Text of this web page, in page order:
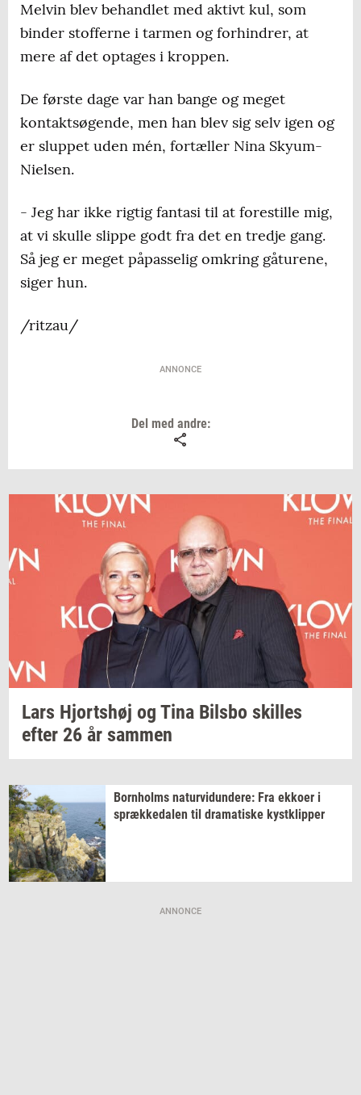
Melvin blev behandlet med aktivt kul, som
binder stofferne i tarmen og forhindrer, at
mere af det optages i kroppen.
De første dage var han bange og meget
kontaktsøgende, men han blev sig selv igen og
er sluppet uden mén, fortæller Nina Skyum-
Nielsen.
- Jeg har ikke rigtig fantasi til at forestille mig,
at vi skulle slippe godt fra det en tredje gang.
Så jeg er meget påpasselig omkring gåturene,
siger hun.
/ritzau/
ANNONCE
Del med andre:
Lars Hjorts­høj og Tina Bils­bo skil­les
efter 26 år sam­men
Born­holms na­tur­vi­dun­de­re: Fra ek­ko­er i
spræk­ke­da­len til dra­ma­ti­ske kyst­klip­per
ANNONCE